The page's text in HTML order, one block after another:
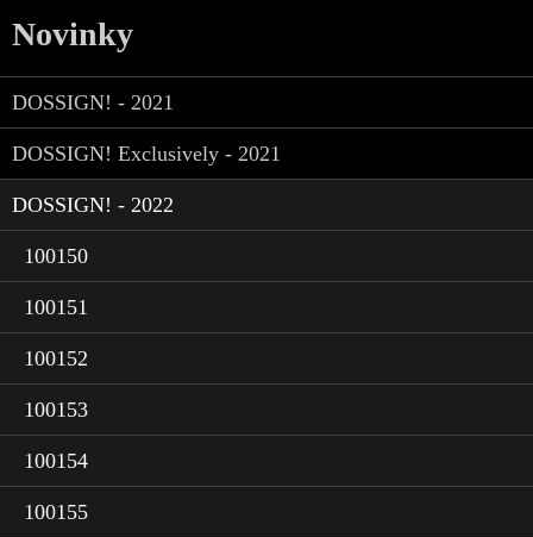
Novinky
DOSSIGN! - 2021
DOSSIGN! Exclusively - 2021
DOSSIGN! - 2022
100150
100151
100152
100153
100154
100155